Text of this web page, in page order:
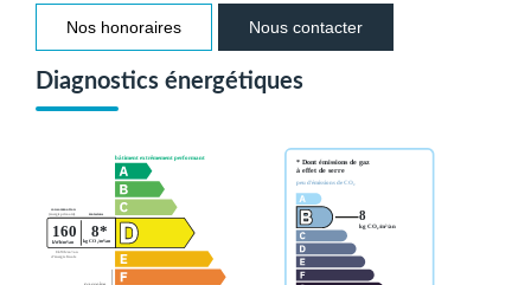
Nos honoraires Nous contacter
Diagnostics énergétiques